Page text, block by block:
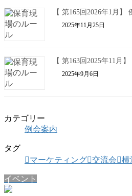
【 第165回2026年1月】
2025年11月25日
【 第163回2025年11月
2025年9月6日
カテゴリー
例会案内
タグ
マーケティング 交流会 横
イベント